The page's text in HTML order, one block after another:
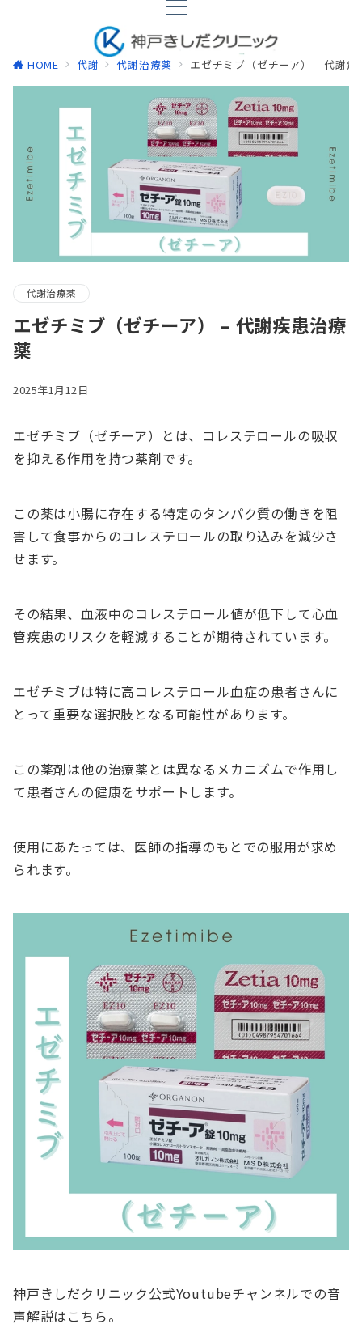
HOME 代謝 代謝治療薬 エゼチミブ（ゼチーア） – 代謝疾
代謝治療薬
エゼチミブ（ゼチーア） – 代謝疾患治療
薬
2025年1月12日
エゼチミブ（ゼチーア）とは、コレステロールの吸収
を抑える作用を持つ薬剤です。
この薬は小腸に存在する特定のタンパク質の働きを阻
害して食事からのコレステロールの取り込みを減少さ
せます。
その結果、血液中のコレステロール値が低下して心血
管疾患のリスクを軽減することが期待されています。
エゼチミブは特に高コレステロール血症の患者さんに
とって重要な選択肢となる可能性があります。
この薬剤は他の治療薬とは異なるメカニズムで作用し
て患者さんの健康をサポートします。
使用にあたっては、医師の指導のもとでの服用が求め
られます。
神戸きしだクリニック公式Youtubeチャンネルでの音
声解説はこちら。